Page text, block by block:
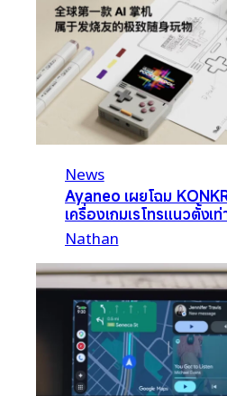
News
Ayaneo เผยโฉม
เครื่องเกมเรโทรแนวตั้งเ
Nathan